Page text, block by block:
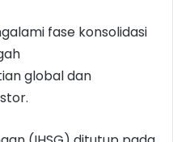
fase konsolidasi
global dan